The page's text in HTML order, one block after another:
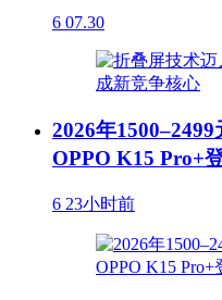
6 07.30
2026年
OPPO K15 Pro+
6 23小时前